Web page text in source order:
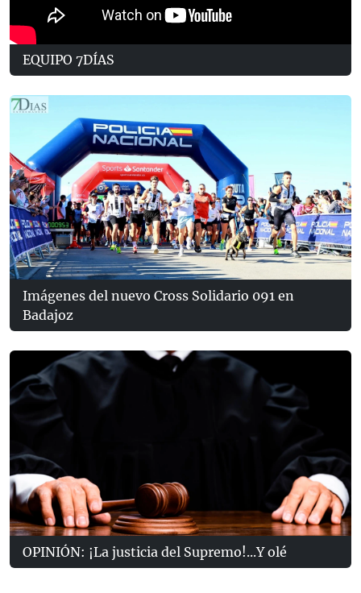
EQUIPO 7DÍAS
Imágenes del nuevo Cross Solidario 091 en
Badajoz
OPINIÓN: ¡La justicia del Supremo!...Y olé